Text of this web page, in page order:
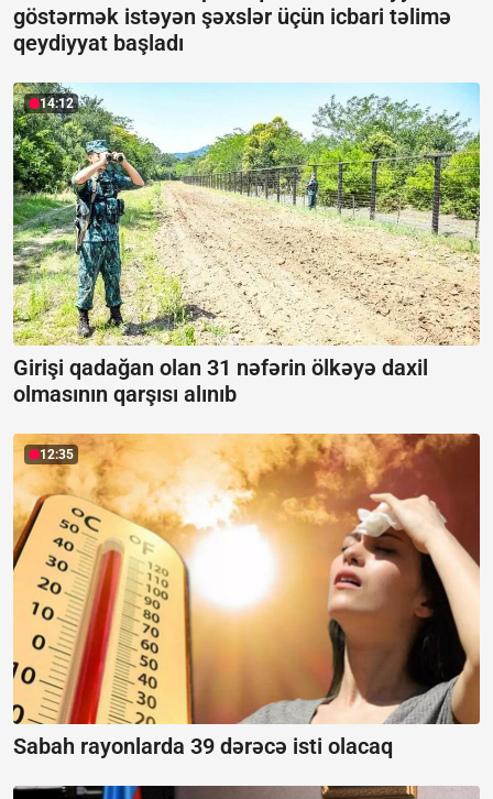
göstərmək istəyən şəxslər üçün icbari təlimə
qeydiyyat başladı
14:12
Girişi qadağan olan 31 nəfərin ölkəyə daxil
olmasının qarşısı alınıb
12:35
Sabah rayonlarda 39 dərəcə isti olacaq